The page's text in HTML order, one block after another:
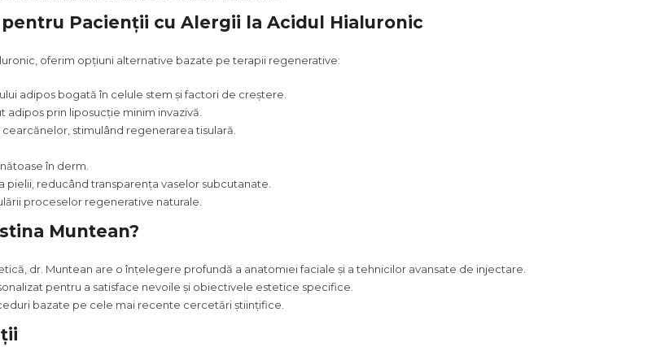
Pacienții cu Alergii la Acidul Hialuronic
oferim opțiuni alternative bazate pe terapii regenerative:
adipos bogată în celule stem și factori de creștere.
prin liposucție minim invazivă.
stimulând regenerarea tisulară.
în derm.
pielii, reducând transparența vaselor subcutanate.
proceselor regenerative naturale.
Muntean?
dr. Muntean are o înțelegere profundă a anatomiei faciale și a tehnicilor avansate de injectare.
pentru a satisface nevoile și obiectivele estetice specifice.
bazate pe cele mai recente cercetări științifice.